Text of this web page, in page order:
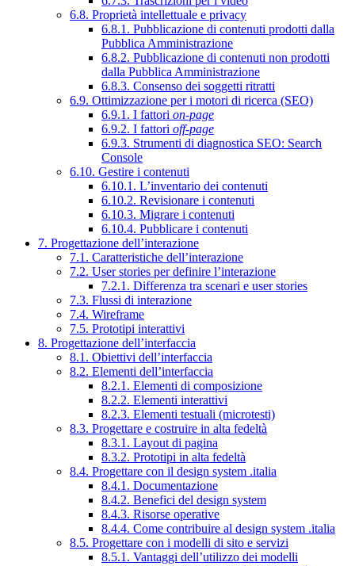
6.8. Proprietà intellettuale e privacy
6.8.1. Pubblicazione di contenuti prodotti dalla
Pubblica Amministrazione
6.8.2. Pubblicazione di contenuti non prodotti
dalla Pubblica Amministrazione
6.8.3. Consenso dei soggetti ritratti
6.9. Ottimizzazione per i motori di ricerca (SEO)
6.9.1. I fattori on-page
6.9.2. I fattori off-page
6.9.3. Strumenti di diagnostica SEO: Search
Console
6.10. Gestire i contenuti
6.10.1. L’inventario dei contenuti
6.10.2. Revisionare i contenuti
6.10.3. Migrare i contenuti
6.10.4. Pubblicare i contenuti
7. Progettazione dell’interazione
7.1. Caratteristiche dell’interazione
7.2. User stories per definire l’interazione
7.2.1. Differenza tra scenari e user stories
7.3. Flussi di interazione
7.4. Wireframe
7.5. Prototipi interattivi
8. Progettazione dell’interfaccia
8.1. Obiettivi dell’interfaccia
8.2. Elementi dell’interfaccia
8.2.1. Elementi di composizione
8.2.2. Elementi interattivi
8.2.3. Elementi testuali (microtesti)
8.3. Progettare e costruire in alta fedeltà
8.3.1. Layout di pagina
8.3.2. Prototipi in alta fedeltà
8.4. Progettare con il design system .italia
8.4.1. Documentazione
8.4.2. Benefici del design system
8.4.3. Risorse operative
8.4.4. Come contribuire al design system .italia
8.5. Progettare con i modelli di sito e servizi
8.5.1. Vantaggi dell’utilizzo dei modelli